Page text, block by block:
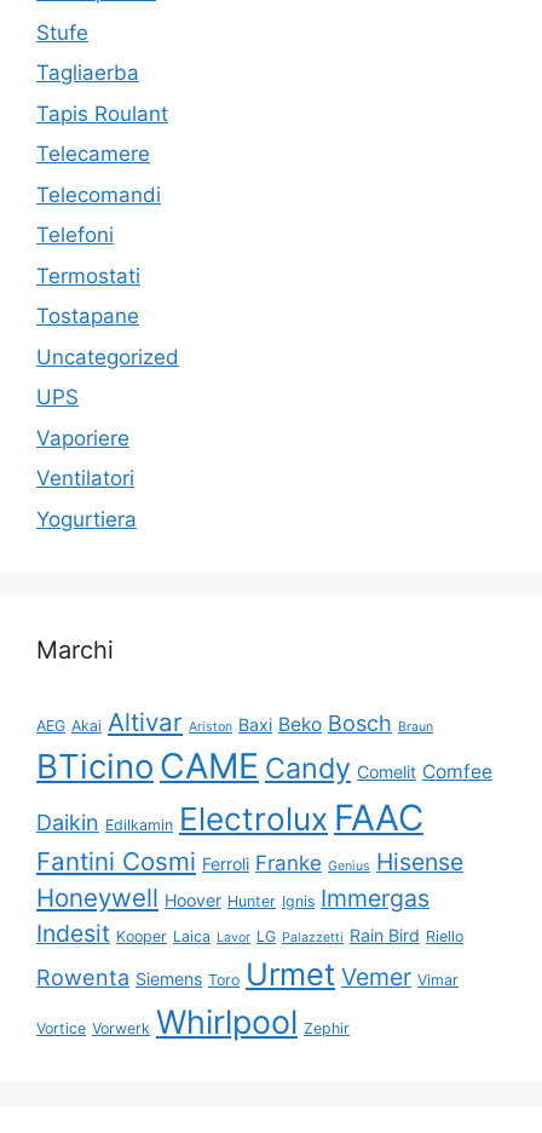
Stufe
Tagliaerba
Tapis Roulant
Telecamere
Telecomandi
Telefoni
Termostati
Tostapane
Uncategorized
UPS
Vaporiere
Ventilatori
Yogurtiera
Marchi
AEG Akai Altivar Ariston Baxi Beko Bosch Braun
BTicino CAME Candy Comelit Comfee
Daikin Edilkamin Electrolux FAAC
Fantini Cosmi Ferroli Franke Genius Hisense
Honeywell Hoover Hunter Ignis Immergas
Indesit Kooper Laica Lavor LG Palazzetti Rain Bird Riello
Rowenta Siemens Toro Urmet Vemer Vimar
Vortice Vorwerk Whirlpool Zephir